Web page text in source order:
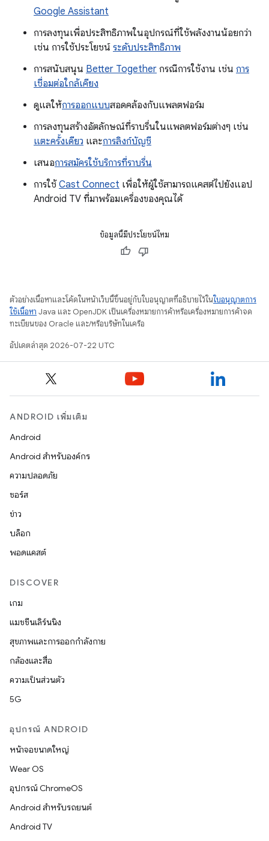
Google Assistant
การลงทุนเพื่อประสิทธิภาพในอุปกรณ์ที่ใช้พลังงานน้อยกว่า
เช่น การใช้ประโยชน์ ระดับประสิทธิภาพ
การสนับสนุน Better Together กรณีการใช้งาน เช่น การ
เชื่อมต่อใกล้เคียง
ดูแลให้การออกแบบสอดคล้องกับแพลตฟอร์ม
การลงทุนสร้างอัตลักษณ์ที่ราบรื่นในแพลตฟอร์มต่างๆ เช่น
แตะครั้งเดียว และการลิงก์บัญชี
เสนอการสมัครใช้บริการที่ราบรื่น
การใช้ Cast Connect เพื่อให้ผู้ใช้สามารถแคสต์ไปยังแอป
Android TV ที่มาพร้อมเครื่องของคุณได้
ข้อมูลนี้มีประโยชน์ไหม
ตัวอย่างเนื้อหาและโค้ดในหน้าเว็บนี้ขึ้นอยู่กับใบอนุญาตที่อธิบายไว้ในใบอนุญาตการ
ใช้เนื้อหา Java และ OpenJDK เป็นเครื่องหมายการค้าหรือเครื่องหมายการค้าจด
ทะเบียนของ Oracle และ/หรือบริษัทในเครือ
อัปเดตล่าสุด 2026-07-22 UTC
ANDROID เพิ่มเติม
Android
Android สำหรับองค์กร
ความปลอดภัย
ซอร์ส
ข่าว
บล็อก
พอดแคสต์
DISCOVER
เกม
แมชชีนเลิร์นนิง
สุขภาพและการออกกำลังกาย
กล้องและสื่อ
ความเป็นส่วนตัว
5G
อุปกรณ์ ANDROID
หน้าจอขนาดใหญ่
Wear OS
อุปกรณ์ ChromeOS
Android สำหรับรถยนต์
Android TV